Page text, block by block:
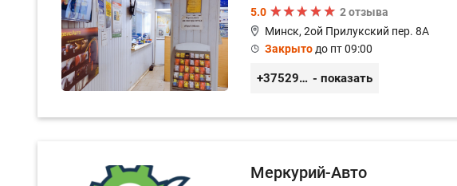
5.0
2 отзыва
Минск, 2ой Прилукский пер. 8А
Закрытодо пт 09:00
+375293366992 - показать
Меркурий-Авто